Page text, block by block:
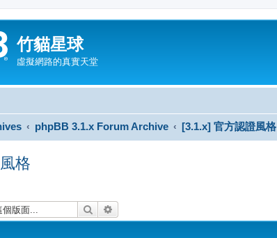
竹貓星球
虛擬網路的真實天堂
phpBB 3.1.x Forum Archive [3.1.x] 官方認證風格
格
搜尋